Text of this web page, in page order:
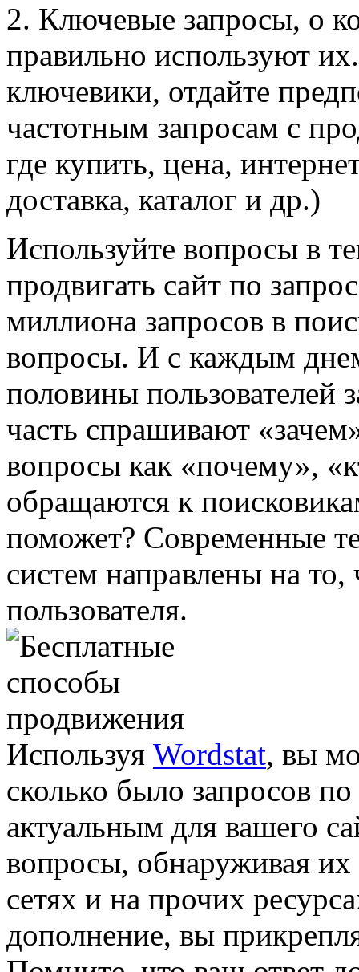
2. Ключевые запросы, о
правильно используют
ключевики, отдайте
частотным запросам с
где купить, цена,
доставка, каталог и др.)
Используйте вопросы в
продвигать сайт по
миллиона запросов в
вопросы. И с каждым
половины пользователей
часть спрашивают
вопросы как «почему»,
обращаются к
поможет? Современные
систем направлены на то,
пользователя.
Используя Wordstat, вы
сколько было запросов
актуальным для вашего
вопросы, обнаруживая
сетях и на прочих
дополнение, вы